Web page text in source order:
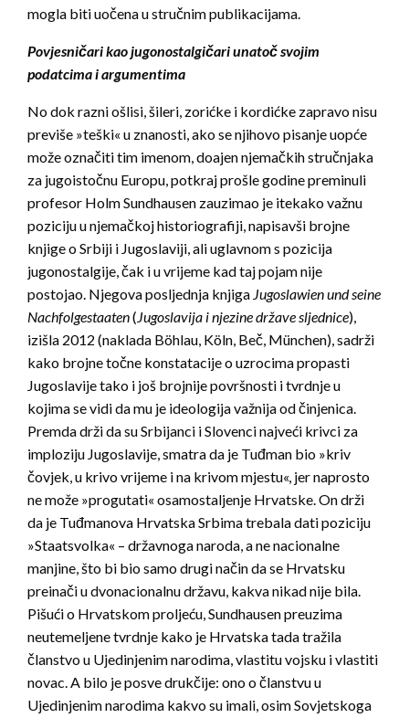
mogla biti uočena u stručnim publikacijama.
Povjesničari kao jugonostalgičari unatoč svojim
podatcima i argumentima
No dok razni ošlisi, šileri, zorićke i kordićke zapravo nisu
previše »teški« u znanosti, ako se njihovo pisanje uopće
može označiti tim imenom, doajen njemačkih stručnjaka
za jugoistočnu Europu, potkraj prošle godine preminuli
profesor Holm Sundhausen zauzimao je itekako važnu
poziciju u njemačkoj historiografiji, napisavši brojne
knjige o Srbiji i Jugoslaviji, ali uglavnom s pozicija
jugonostalgije, čak i u vrijeme kad taj pojam nije
postojao. Njegova posljednja knjiga Jugoslawien und seine
Nachfolgestaaten(Jugoslavija i njezine države sljednice),
izišla 2012 (naklada Böhlau, Köln, Beč, München), sadrži
kako brojne točne konstatacije o uzrocima propasti
Jugoslavije tako i još brojnije površnosti i tvrdnje u
kojima se vidi da mu je ideologija važnija od činjenica.
Premda drži da su Srbijanci i Slovenci najveći krivci za
imploziju Jugoslavije, smatra da je Tuđman bio »kriv
čovjek, u krivo vrijeme i na krivom mjestu«, jer naprosto
ne može »progutati« osamostaljenje Hrvatske. On drži
da je Tuđmanova Hrvatska Srbima trebala dati poziciju
»Staats­volka« – državnoga naroda, a ne nacionalne
manjine, što bi bio samo drugi način da se Hrvatsku
preinači u dvonacionalnu državu, kakva nikad nije bila.
Pišući o Hrvatskom proljeću, Sundhausen preuzima
neutemeljene tvrdnje kako je Hrvatska tada tražila
članstvo u Ujedinjenim narodima, vlastitu vojsku i vlastiti
novac. A bilo je posve drukčije: ono o članstvu u
Ujedinjenim narodima kakvo su imali, osim Sovjetskoga